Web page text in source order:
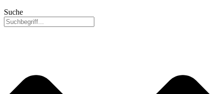
Suche